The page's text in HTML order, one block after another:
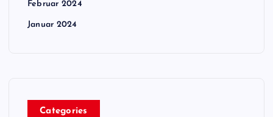
Februar 2024
Januar 2024
Categories